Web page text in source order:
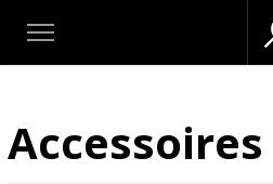
Accessoires